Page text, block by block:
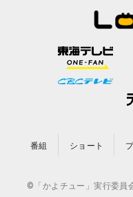
番組 ショート
©「かよチュー」実行委員